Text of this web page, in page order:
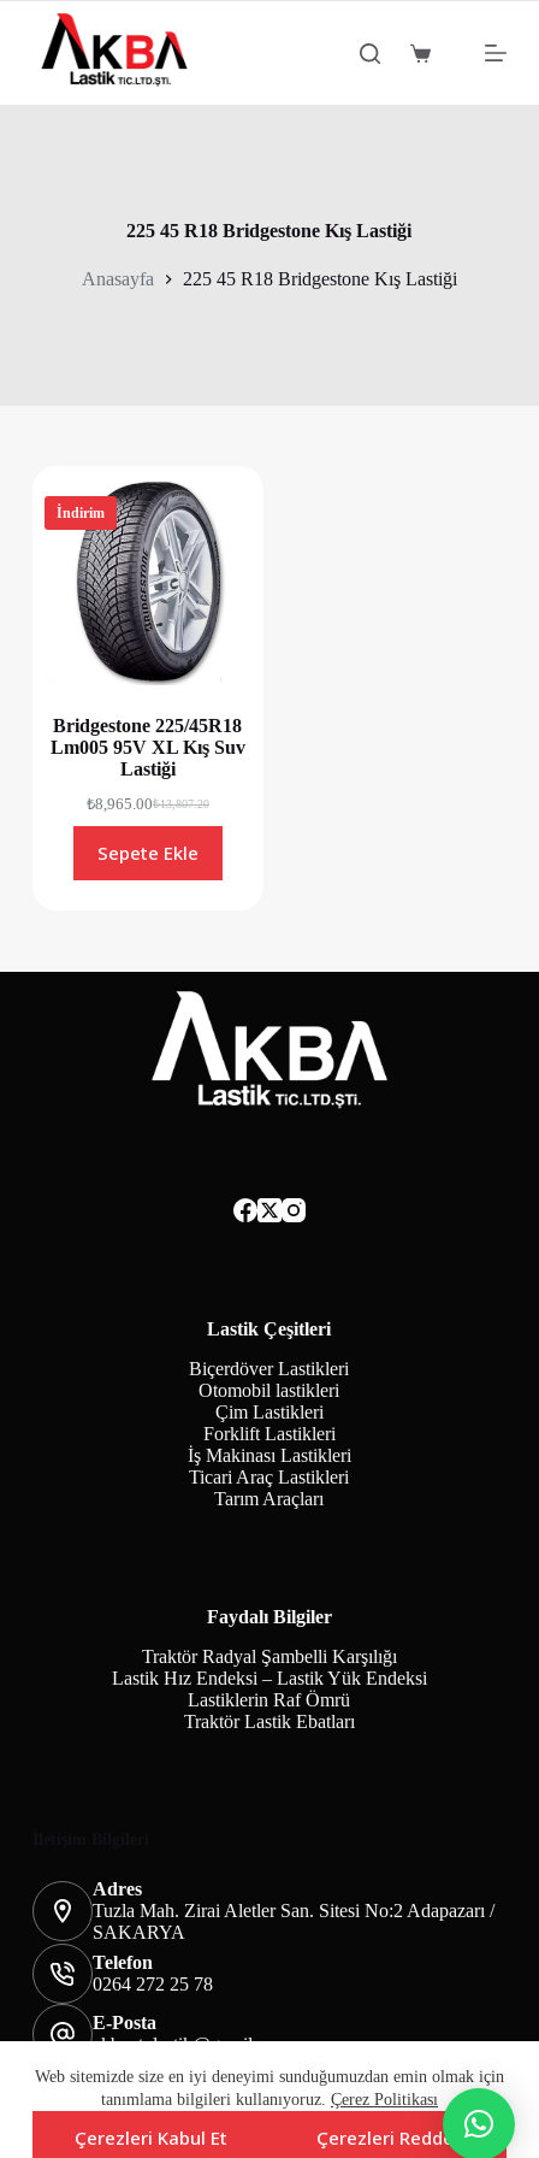
Web sitemizde size en iyi deneyimi sunduğumuzdan emin olmak için
tanımlama bilgileri kullanıyoruz. Çerez Politikası
Çerezleri Kabul Et Çerezleri Reddet
Shopping
225 45 R18 Bridgestone Kış Lastiği
Anasayfa 225 45 R18 Bridgestone Kış Lastiği
İndirim
Bridgestone 225/45R18
Lm005 95V XL Kış Suv
Lastiği
₺13,807.20
₺8,965.00
Sepete Ekle
Lastik Çeşitleri
Biçerdöver Lastikleri
Otomobil lastikleri
Çim Lastikleri
Forklift Lastikleri
İş Makinası Lastikleri
Ticari Araç Lastikleri
Tarım Araçları
Faydalı Bilgiler
Traktör Radyal Şambelli Karşılığı
Lastik Hız Endeksi – Lastik Yük Endeksi
Lastiklerin Raf Ömrü
Traktör Lastik Ebatları
Adres
Tuzla Mah. Zirai Aletler San. Sitesi No:2 Adapazarı /
SAKARYA
Telefon
0264 272 25 78
E-Posta
akbaotolastik@gmail.com
Mesafeli Satış Sözleşmesi
Teslimat&İade
Üyelik KVKK Sayfası
Çerez Politikası